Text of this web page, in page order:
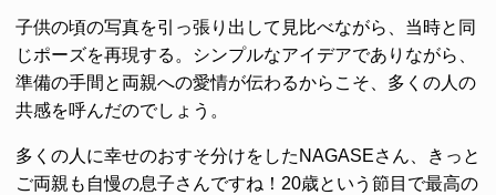
子供の頃の写真を引っ張り出して見比べながら、当時と同
じポーズを再現する。シンプルなアイデアでありながら、
準備の手間と両親への愛情が伝わるからこそ、多くの人の
共感を呼んだのでしょう。
多くの人に幸せのおすそ分けをしたNAGASEさん、きっと
ご両親も自慢の息子さんですね！20歳という節目で最高の